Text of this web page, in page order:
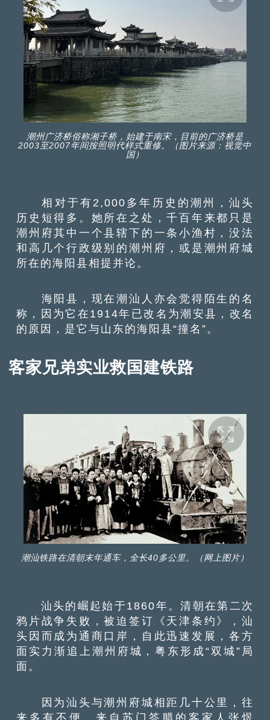
潮州广济桥俗称湘子桥，始建于南宋，目前的广济桥是
2003至2007年间按照明代样式重修。（图片来源：视觉中
国）
相对于有2,000多年历史的潮州，汕头
历史短得多。她所在之处，千百年来都只是
潮州府其中一个县辖下的一条小渔村，没法
和高几个行政级别的潮州府，或是潮州府城
所在的海阳县相提并论。
海阳县，现在潮汕人亦会觉得陌生的名
称，因为它在1914年已改名为潮安县，改名
的原因，是它与山东的海阳县“撞名”。
客家兄弟实业救国建铁路
潮汕铁路在清朝末年通车，全长40多公里。（网上图片）
汕头的崛起始于1860年。清朝在第二次
鸦片战争失败，被迫签订《天津条约》，汕
头因而成为通商口岸，自此迅速发展，各方
面实力渐追上潮州府城，粤东形成“双城”局
面。
因为汕头与潮州府城相距几十公里，往
来多有不便，来自苏门答腊的客家人张煜